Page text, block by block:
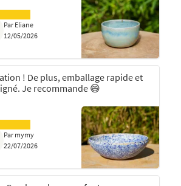
Par Eliane
12/05/2026
! De plus, emballage rapide et
Je recommande 😄
Par mymy
22/07/2026